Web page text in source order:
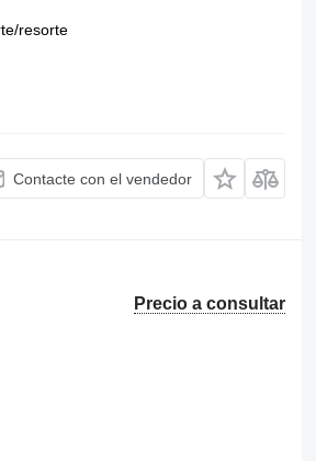
resorte
Contacte con el vendedor
Precio a consultar